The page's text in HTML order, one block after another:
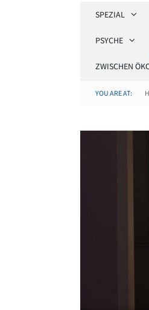
SPEZIAL
PSYCHE
ZWISCHEN
YOU ARE AT: